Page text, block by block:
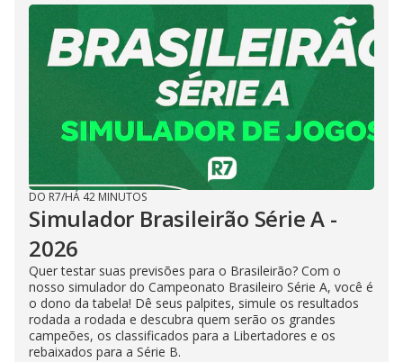
DO R7/HÁ 42 MINUTOS
Simulador Brasileirão Série A -
2026
Quer testar suas previsões para o Brasileirão? Com o
nosso simulador do Campeonato Brasileiro Série A, você é
o dono da tabela! Dê seus palpites, simule os resultados
rodada a rodada e descubra quem serão os grandes
campeões, os classificados para a Libertadores e os
rebaixados para a Série B.